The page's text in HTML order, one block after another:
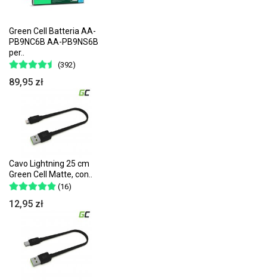
Green Cell Batteria AA-
PB9NC6B AA-PB9NS6B
per..
(392)
89,95 zł
Cavo Lightning 25 cm
Green Cell Matte, con..
(16)
12,95 zł